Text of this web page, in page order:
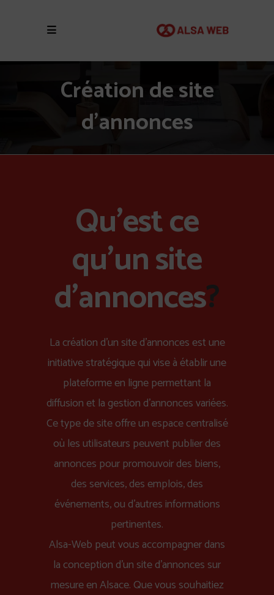
Création de site
d’annonces
Qu'est ce
qu'un site
d'annonces?
La création d'un site d'annonces est une
initiative stratégique qui vise à établir une
plateforme en ligne permettant la
diffusion et la gestion d'annonces variées.
Ce type de site offre un espace centralisé
où les utilisateurs peuvent publier des
annonces pour promouvoir des biens,
des services, des emplois, des
événements, ou d'autres informations
pertinentes.
Alsa-Web peut vous accompagner dans
la conception d'un site d'annonces sur
mesure en Alsace. Que vous souhaitiez